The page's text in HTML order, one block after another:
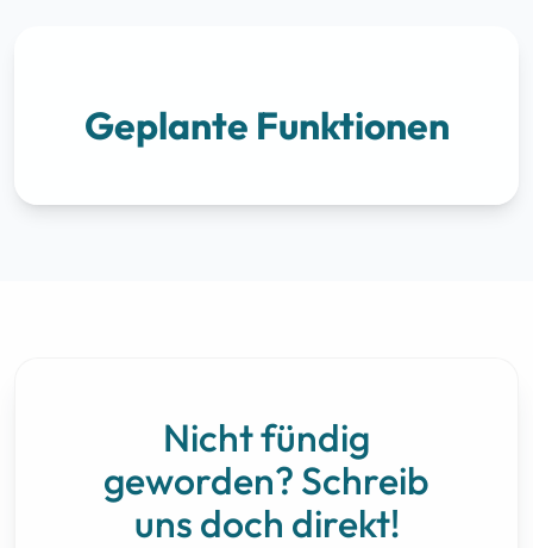
Geplante Funktionen
Nicht fündig
geworden? Schreib
uns doch direkt!